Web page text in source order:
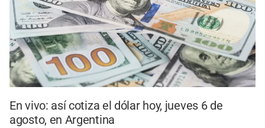
En vivo: así cotiza el dólar hoy, jueves 6 de
agosto, en Argentina